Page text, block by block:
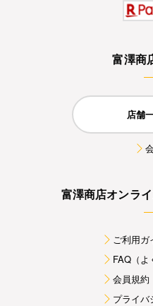
富澤商
店舗
富澤商店オンラ
ご利用ガ
FAQ（よ
会員規約
プライバ